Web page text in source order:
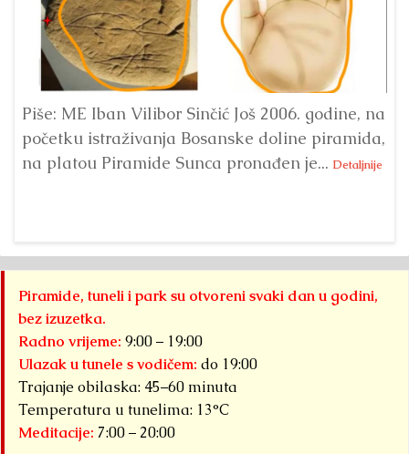
Piše: ME Iban Vilibor Sinčić Još 2006. godine, na
početku istraživanja Bosanske doline piramida,
na platou Piramide Sunca pronađen je... Detaljnije
Piramide, tuneli i park su otvoreni svaki dan u godini,
bez izuzetka.
Radno vrijeme: 9:00 – 19:00
Ulazak u tunele s vodičem: do 19:00
Trajanje obilaska: 45–60 minuta
Temperatura u tunelima: 13°C
Meditacije: 7:00 – 20:00